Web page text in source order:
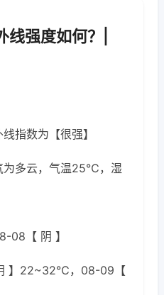
线强度如何？|
指数为【很强】
为多云，气温25℃，湿
08【 阴 】
】22~32℃，08-09【